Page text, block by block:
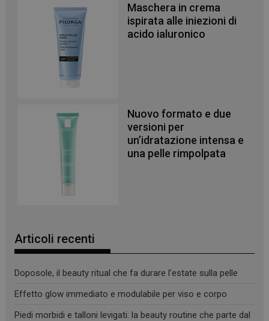
Maschera in crema
ispirata alle iniezioni di
acido ialuronico
Nuovo formato e due
versioni per
un’idratazione intensa e
una pelle rimpolpata
Articoli recenti
Doposole, il beauty ritual che fa durare l’estate sulla pelle
Effetto glow immediato e modulabile per viso e corpo
Piedi morbidi e talloni levigati: la beauty routine che parte dal